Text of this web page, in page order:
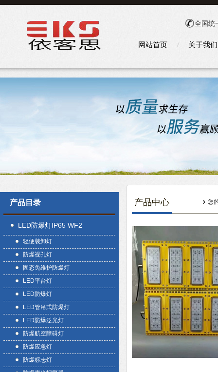
全国统
网站首页 关于我们
产品目录
LED防爆灯IP65 WF2
轻便装卸灯
防爆视孔灯
固态免维护防爆灯
LED平台灯
LED防爆灯
LED管吊式防爆灯
LED防爆泛光灯
防爆航空障碍灯
防爆应急灯
防爆标志灯
产品中心 您